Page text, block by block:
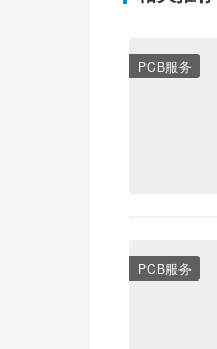
PCB服务
PCB服务